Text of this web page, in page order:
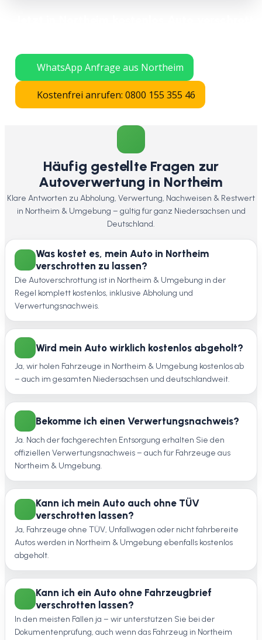
WhatsApp Anfrage aus Northeim
Kostenfrei anrufen: 0800 155 355 46
Häufig gestellte Fragen zur
Autoverwertung in Northeim
Klare Antworten zu Abholung, Verwertung, Nachweisen & Restwert
in Northeim & Umgebung – gültig für ganz Niedersachsen und
Deutschland.
Was kostet es, mein Auto in Northeim
verschrotten zu lassen?
Die Autoverschrottung ist in Northeim & Umgebung in der
Regel komplett kostenlos, inklusive Abholung und
Verwertungsnachweis.
Wird mein Auto wirklich kostenlos abgeholt?
Ja, wir holen Fahrzeuge in Northeim & Umgebung kostenlos ab
– auch im gesamten Niedersachsen und deutschlandweit.
Bekomme ich einen Verwertungsnachweis?
Ja. Nach der fachgerechten Entsorgung erhalten Sie den
offiziellen Verwertungsnachweis – auch für Fahrzeuge aus
Northeim & Umgebung.
Kann ich mein Auto auch ohne TÜV
verschrotten lassen?
Ja, Fahrzeuge ohne TÜV, Unfallwagen oder nicht fahrbereite
Autos werden in Northeim & Umgebung ebenfalls kostenlos
abgeholt.
Kann ich ein Auto ohne Fahrzeugbrief
verschrotten lassen?
In den meisten Fällen ja – wir unterstützen Sie bei der
Dokumentenprüfung, auch wenn das Fahrzeug in Northeim